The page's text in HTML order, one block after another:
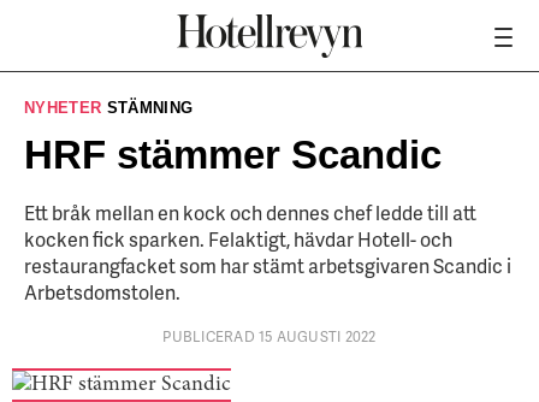
NYHETER STÄMNING
HRF stämmer Scandic
Ett bråk mellan en kock och dennes chef ledde till att
kocken fick sparken. Felaktigt, hävdar Hotell- och
restaurangfacket som har stämt arbetsgivaren Scandic i
Arbetsdomstolen.
PUBLICERAD 15 AUGUSTI 2022